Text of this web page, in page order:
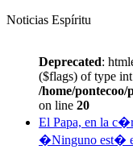
Noticias Espíritu
Deprecated:
($flags) of type
/home/
on line 20
El Papa, en la
�Ninguno est�